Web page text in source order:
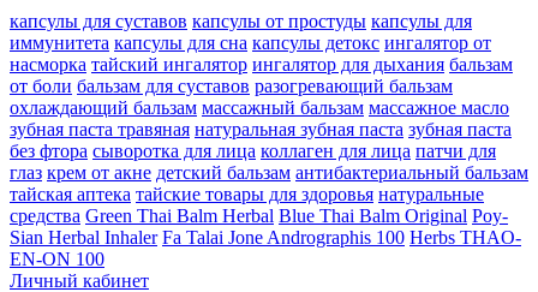
капсулы для суставов капсулы от простуды капсулы для
иммунитета капсулы для сна капсулы детокс ингалятор от
насморка тайский ингалятор ингалятор для дыхания бальзам
от боли бальзам для суставов разогревающий бальзам
охлаждающий бальзам массажный бальзам массажное масло
зубная паста травяная натуральная зубная паста зубная паста
без фтора сыворотка для лица коллаген для лица патчи для
глаз крем от акне детский бальзам антибактериальный бальзам
тайская аптека тайские товары для здоровья натуральные
средства Green Thai Balm Herbal Blue Thai Balm Original Poy-
Sian Herbal Inhaler Fa Talai Jone Andrographis 100 Herbs THAO-
EN-ON 100
Личный кабинет